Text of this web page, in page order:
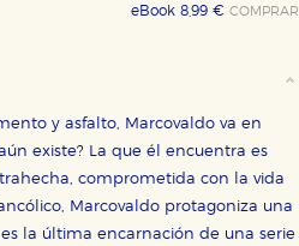
eBook 8,99 € COMPRAR
y asfalto, Marcovaldo va en
existe? La que él encuentra es
comprometida con la vida
Marcovaldo protagoniza una
la última encarnación de una serie